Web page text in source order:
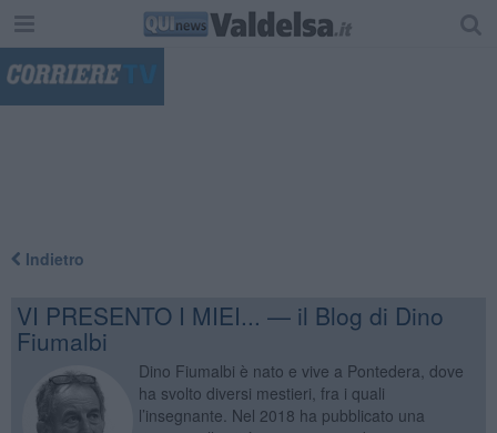
Indietro
VI PRESENTO I MIEI... — il Blog di Dino
Fiumalbi
Dino Fiumalbi è nato e vive a Pontedera, dove
ha svolto diversi mestieri, fra i quali
l’insegnante. Nel 2018 ha pubblicato una